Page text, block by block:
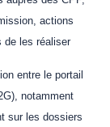
actions
de les réaliser
entre le portail
notamment
sur les dossiers